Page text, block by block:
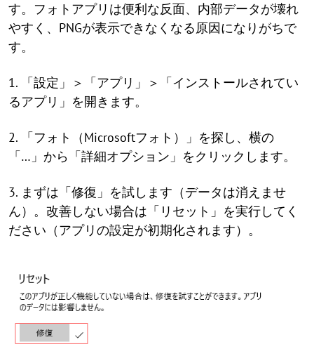
す。フォトアプリは便利な反面、内部データが壊れ
やすく、PNGが表示できなくなる原因になりがちで
す。
1. 「設定」＞「アプリ」＞「インストールされてい
るアプリ」を開きます。
2. 「フォト（Microsoftフォト）」を探し、横の
「…」から「詳細オプション」をクリックします。
3. まずは「修復」を試します（データは消えませ
ん）。改善しない場合は「リセット」を実行してく
ださい（アプリの設定が初期化されます）。